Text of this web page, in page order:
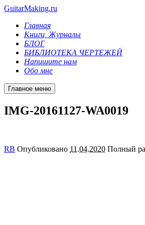
GuitarMaking.ru
Главная
Книги, Журналы
БЛОГ
БИБЛИОТЕКА ЧЕРТЕЖЕЙ
Напишите нам
Обо мне
Главное меню
IMG-20161127-WA0019
RB Опубликовано 11.04.2020 Полный